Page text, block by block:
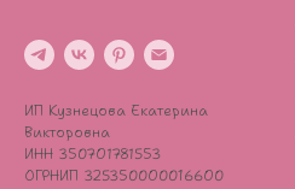
ИП Кузнецова Екатерина
Викторовна
ИНН 350701781553
ОГРНИП 325350000016600